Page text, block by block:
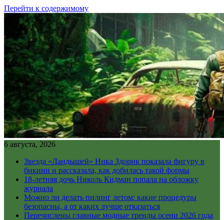
Перейти к содержимому
6 августа, 2026
Звезда «Ландышей» Ника Здорик показала фигуру в
бикини и рассказала, как добилась такой формы
18-летняя дочь Николь Кидман попала на обложку
журнала
Можно ли делать пилинг летом: какие процедуры
безопасны, а от каких лучше отказаться
Перечислены главные модные тренды осени 2026 года